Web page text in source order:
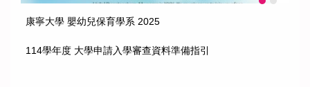
康寧大學 嬰幼兒保育學系 2025
114學年度 大學申請入學審查資料準備指引